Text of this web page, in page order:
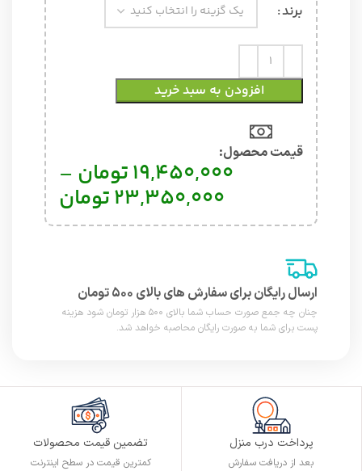
برند
افزودن به سبد خرید
قیمت محصول:​
19,450,000تومان –
23,350,000تومان
ارسال رایگان برای سفارش های بالای ۵۰۰ تومان
چنان چه جمع صورت حساب شما بالای ۵۰۰ هزار تومان شود هزینه
پست برای شما به صورت رایگان محاصبه خواهد شد.
پرداخت درب منزل
بعد از دریافت سفارش
تضمین قیمت محصولات
کمترین قیمت در سطح اینترنت